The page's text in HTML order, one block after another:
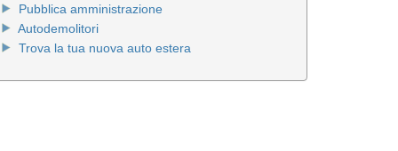
Pubblica amministrazione
Autodemolitori
Trova la tua nuova auto estera